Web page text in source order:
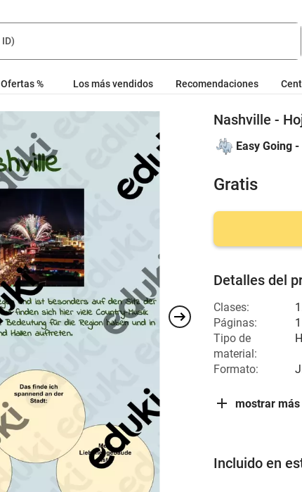
Ofertas % Los más vendidos Recomendaciones
Nashville -
Easy Going
Gratis
Detalles del
Clases:
Páginas:
Tipo de
material:
Formato:
mostrar más
Incluido en